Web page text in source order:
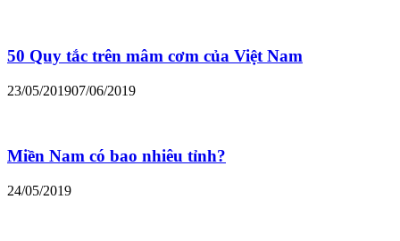
50 Quy tắc trên mâm cơm của Việt Nam
23/05/201907/06/2019
Miền Nam có bao nhiêu tỉnh?
24/05/2019